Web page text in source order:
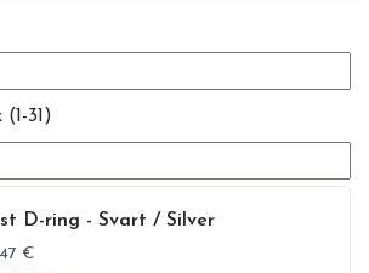
31)
D-ring - Svart / Silver
€